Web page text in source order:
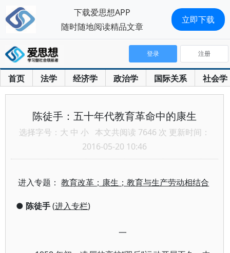
首页 法学 经济学 政治学 国际关系 社会学
登录 注册
陈徒手：五十年代教育革命中的康生
选择字号： 大 中 小 本文共阅读 7646 次 更新时间：
2016-05-20 10:46
进入专题：教育改革；康生；教育与生产劳动相结合
● 陈徒手(进入专栏)
一
下载爱思想APP
随时随地阅读精品文章
立即下载